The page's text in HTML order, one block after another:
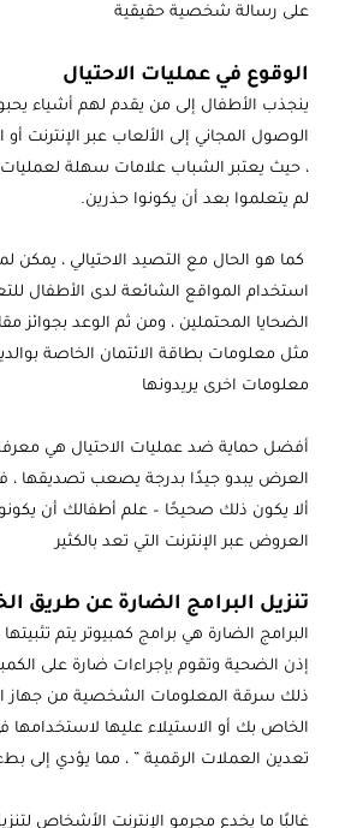
على رسالة شخصية حقيقية
الوقوع في عمليات الاحتيال
ينجذب الأطفال إلى من يقدم لهم أشياء
الوصول المجاني إلى الألعاب عبر الإنترنت
، حيث يعتبر الشباب علامات سهلة لعمليات
لم يتعلموا بعد أن يكونوا حذرين.
كما هو الحال مع التصيد الاحتيالي ، يمكن
استخدام المواقع الشائعة لدى الأطفال
الضحايا المحتملين ، ومن ثم الوعد بجوائز
مثل معلومات بطاقة الائتمان الخاصة
معلومات اخرى يريدونها
أفضل حماية ضد عمليات الاحتيال هي معرفة
العرض يبدو جيدًا بدرجة يصعب تصديقها ،
ألا يكون ذلك صحيحًا – علم أطفالك أن
العروض عبر الإنترنت التي تعد بالكثير
تنزيل البرامج الضارة عن طريق
البرامج الضارة هي برامج كمبيوتر يتم
إذن الضحية وتقوم بإجراءات ضارة على
ذلك سرقة المعلومات الشخصية من جهاز
الخاص بك أو الاستيلاء عليها لاستخدامها
تعدين العملات الرقمية ” ، مما يؤدي إلى بطء
غالبًا ما يخدع مجرمو الإنترنت الأشخاص